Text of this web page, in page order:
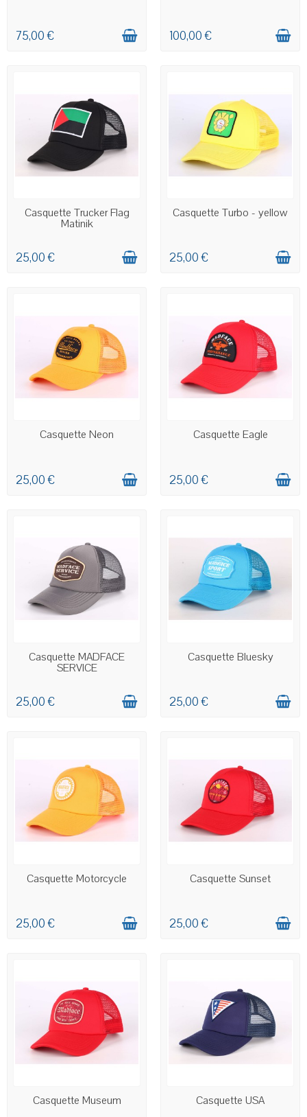
75,00 € 100,00 €
EN STOCK
Casquette Trucker Flag
Matinik
25,00 €
EN STOCK
Casquette Turbo - yellow
25,00 €
EN STOCK
Casquette Neon
25,00 €
EN STOCK
Casquette Eagle
25,00 €
EN STOCK
Casquette MADFACE
SERVICE
25,00 €
EN STOCK
Casquette Bluesky
25,00 €
EN STOCK
Casquette Motorcycle
25,00 €
EN STOCK
Casquette Sunset
25,00 €
EN STOCK
Casquette Museum EN STOCK
Casquette USA